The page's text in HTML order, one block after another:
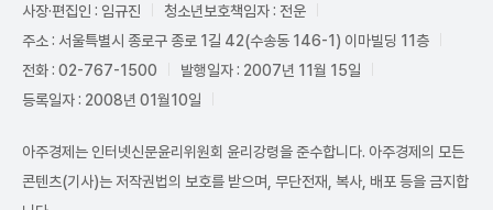
사장·편집인 : 임규진
청소년보호책임자 : 전운
주소 : 서울특별시 종로구 종로 1길 42(수송동 146-1) 이마빌딩 11층
전화 : 02-767-1500
발행일자 : 2007년 11월 15일
등록일자 : 2008년 01월10일
아주경제는 인터넷신문윤리위원회 윤리강령을 준수합니다. 아주경제의 모든
콘텐츠(기사)는 저작권법의 보호를 받으며, 무단전재, 복사, 배포 등을 금지합